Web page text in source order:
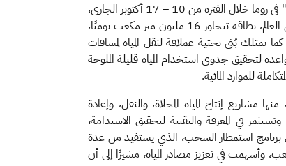
جاء ذلك خلال مشاركة معاليه في "حوار روما حول المياه" ضمن المنتدى العالمي للأغذية الذي تنظمه منظمة الأغذية والزراعة للأمم المتحدة "الفاو" في روما خلال الفترة من 10 – 17 أكتوبر الجاري،
تزامنًا مع الاحتفال بالذكرى الـ 80 لتأسيس المنظمة، مؤكدًا أن المملكة تتبوأ الريادة العالمية في مجال إنتاج المياه المحلاة، كونها أكبر منتج للمياه في العالم، بطاقة تتجاوز 16 مليون متر مكعب يوميًا،
وخفض التكلفة إلى أدنى مستوى عالميًا، كما تمتلك بُنى تحتية عملاقة لنقل المياه لمسافات
السكانية في المملكة، ولديها فرص واعدة لتحقيق جدوى استخدام المياه قليلة الملوحة
للموارد المائية.
بمشاركة القطاع الخاص لعدد من المشاريع بحجم استثمارات تتجاوز 104 مليارات ريال، منها مشاريع إنتاج المياه المحلاة، والنقل، وإعادة
في المعرفة والتقنية لتحقيق الاستدامة،
وخفض استهلاك المياه الجوفية غير المتجددة بنسبة 90% بحلول عام 2035، كما تم إطلاق برنامج استمطار السحب، الذي يستفيد من عدة
711 طلعة جوية، أثمرت عن زيادة ملحوظة في الهاطل المطري تقدر بـ 6.4 مليارات متر مكعب، وأسهمت في تعزيز مصادر المياه، مشيرًا إلى أن